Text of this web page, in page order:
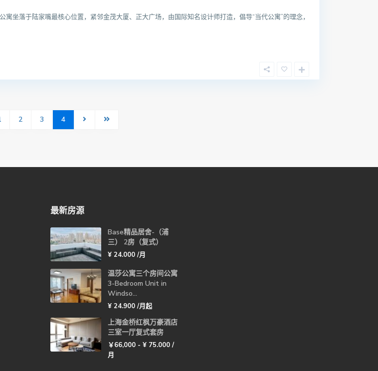
寓坐落于陆家嘴最核心位置，紧邻金茂大厦、正大广场，由国际知名设计师打造，倡导“当代公寓”的理念，
2 3 4
最新房源
Base精品居舍-（浦
三） 2房（复式）
¥ 24.000/月
温莎公寓三个房间公寓
3-Bedroom Unit in
Windso...
¥ 24.900/月起
上海金桥红枫万豪酒店
三室一厅复式套房
￥66,000 - ¥ 75.000/
月